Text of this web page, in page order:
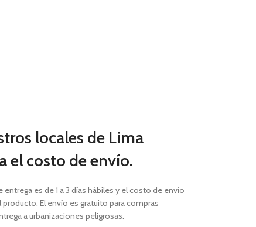
locales de Lima
el costo de envío.
entrega es de 1 a 3 días hábiles y el costo de envío
El envío es gratuito para compras
a urbanizaciones peligrosas.